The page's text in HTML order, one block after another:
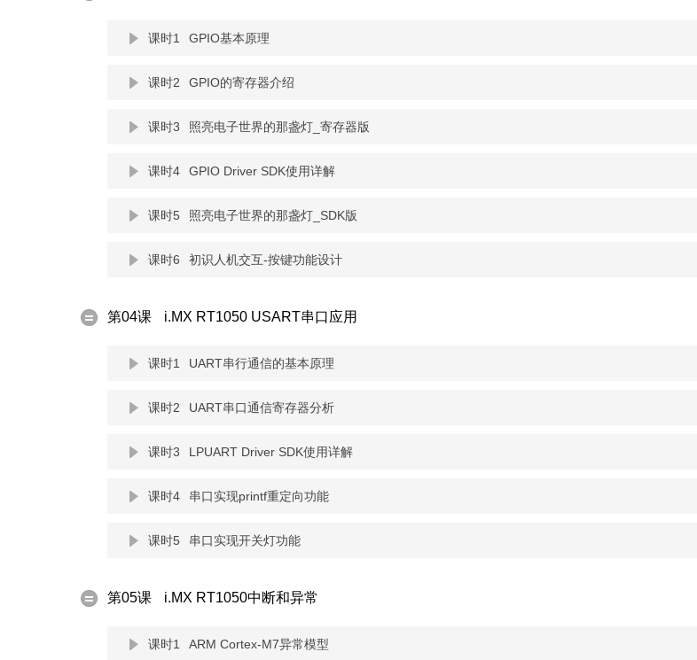
课时1 GPIO基本原理
课时2 GPIO的寄存器介绍
课时3 照亮电子世界的那盏灯_寄存器版
课时4 GPIO Driver SDK使用详解
课时5 照亮电子世界的那盏灯_SDK版
课时6 初识人机交互-按键功能设计
第04课 i.MX RT1050 USART串口应用
课时1 UART串行通信的基本原理
课时2 UART串口通信寄存器分析
课时3 LPUART Driver SDK使用详解
课时4 串口实现printf重定向功能
课时5 串口实现开关灯功能
第05课 i.MX RT1050中断和异常
课时1 ARM Cortex-M7异常模型